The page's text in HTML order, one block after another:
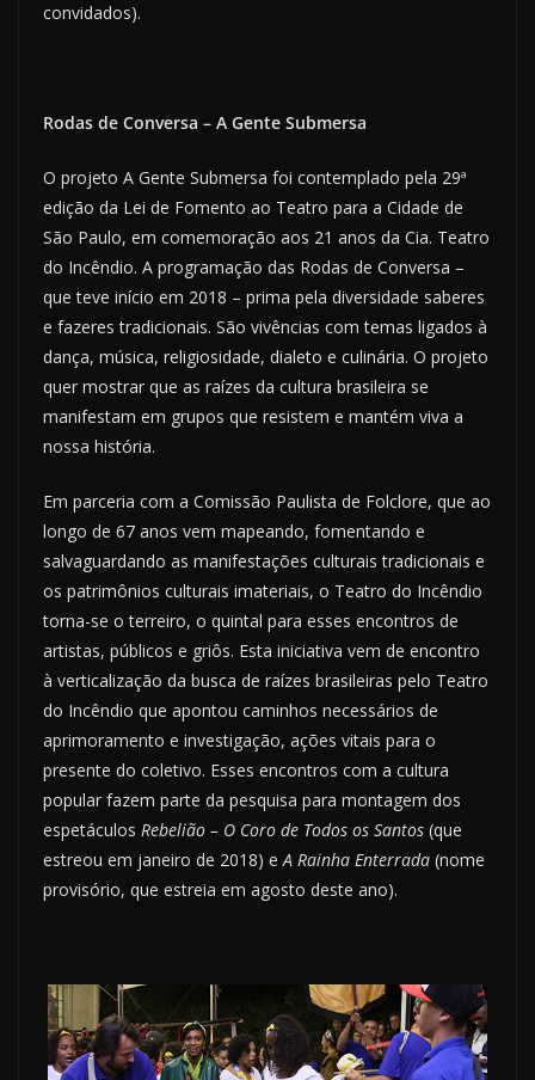
convidados).
Rodas de Conversa – A Gente Submersa
O projeto A Gente Submersa foi contemplado pela 29ª
edição da Lei de Fomento ao Teatro para a Cidade de
São Paulo, em comemoração aos 21 anos da Cia. Teatro
do Incêndio. A programação das Rodas de Conversa –
que teve início em 2018 – prima pela diversidade saberes
e fazeres tradicionais. São vivências com temas ligados à
dança, música, religiosidade, dialeto e culinária. O projeto
quer mostrar que as raízes da cultura brasileira se
manifestam em grupos que resistem e mantém viva a
nossa história.
Em parceria com a Comissão Paulista de Folclore, que ao
longo de 67 anos vem mapeando, fomentando e
salvaguardando as manifestações culturais tradicionais e
os patrimônios culturais imateriais, o Teatro do Incêndio
torna-se o terreiro, o quintal para esses encontros de
artistas, públicos e griôs. Esta iniciativa vem de encontro
à verticalização da busca de raízes brasileiras pelo Teatro
do Incêndio que apontou caminhos necessários de
aprimoramento e investigação, ações vitais para o
presente do coletivo. Esses encontros com a cultura
popular fazem parte da pesquisa para montagem dos
espetáculos Rebelião – O Coro de Todos os Santos (que
estreou em janeiro de 2018) eA Rainha Enterrada (nome
provisório, que estreia em agosto deste ano).